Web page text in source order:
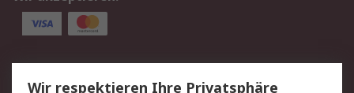
Service
Wir respektieren Ihre Privatsphäre